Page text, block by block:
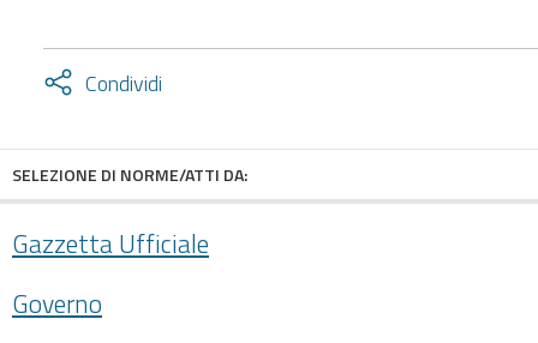
Condividi
Attiva
SELEZIONE DI NORME/ATTI DA:
Gazzetta Ufficiale
Governo